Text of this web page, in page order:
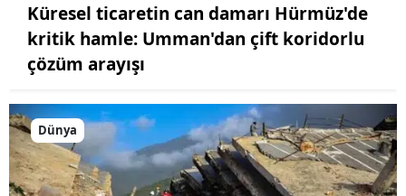
Küresel ticaretin can damarı Hürmüz'de
kritik hamle: Umman'dan çift koridorlu
çözüm arayışı
Dünya